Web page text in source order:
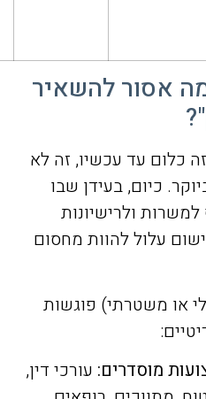
אסור להשאיר
כלום עד עכשיו, זה לא
כיום, בעידן שבו
ולרישיונות
עלול להוות מחסום
או משטרתי) פוגשות
מוסדרים: עורכי דין,